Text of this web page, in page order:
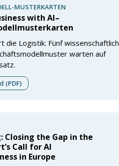
MUSTERKARTEN
with AI–
die Logistik: Fünf wissenschaftlich
warten auf
(PDF)
Closing the Gap in the
Call for AI
in Europe